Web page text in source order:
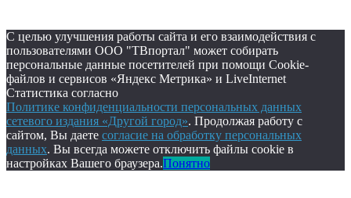
С целью улучшения работы сайта и его взаимодействия с
пользователями ООО "ТВпортал" может собирать
персональные данные посетителей при помощи Cookie-
файлов и сервисов «Яндекс Метрика» и LiveInternet
Статистика согласно
Политике конфиденциальности персональных данных
сетевого издания «Другой город». Продолжая работу с
сайтом, Вы даете согласие на обработку персональных
данных. Вы всегда можете отключить файлы cookie в
настройках Вашего браузера.Понятно